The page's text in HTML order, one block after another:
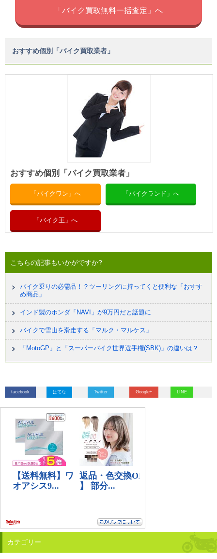
「バイク買取無料一括査定」へ
おすすめ個別「バイク買取業者」
おすすめ個別「バイク買取業者」
「バイクワン」へ 「バイクランド」へ
「バイク王」へ
こちらの記事もいかがですか?
バイク乗りの必需品！？ツーリングに持ってくと便利な「おすす
め商品」
インド製のホンダ「NAVI」が9万円だと話題に
バイクで雪山を滑走する「マルク・マルケス」
「MotoGP」と「スーパーバイク世界選手権(SBK)」の違いは？
facebook はてな Twitter Google+ LINE
カテゴリー